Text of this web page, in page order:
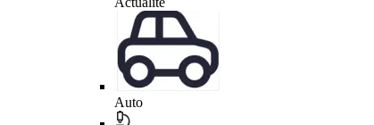
Auto